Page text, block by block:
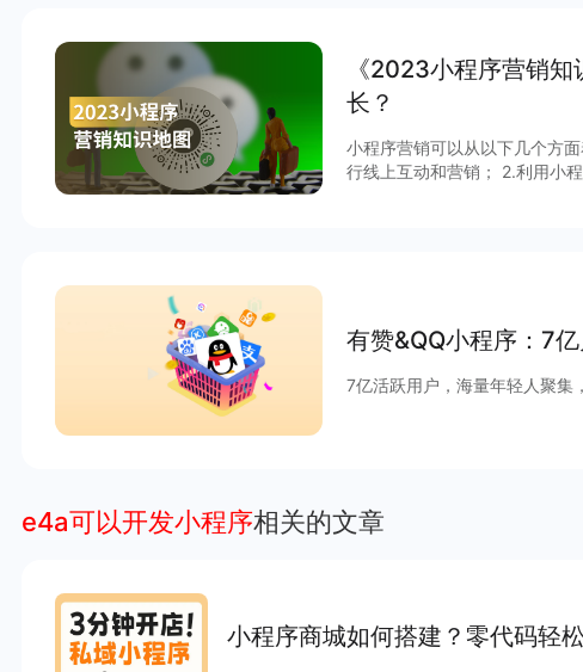
《2023小程序营销
长？
小程序营销可以从以下几个方
行线上互动和营销； 2.利用小
有赞&QQ小程序：7
7亿活跃用户，海量年轻人聚集
e4a可以开发小程序相关的文章
小程序商城如何搭建？零代码轻